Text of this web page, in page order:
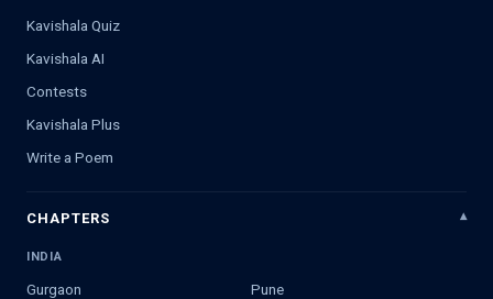
Kavishala Quiz
Kavishala AI
Contests
Kavishala Plus
Write a Poem
CHAPTERS
INDIA
Gurgaon
Pune